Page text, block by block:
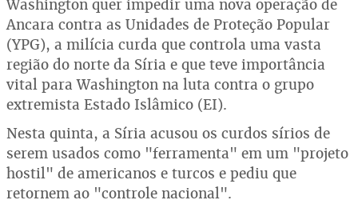
Washington quer impedir uma nova operação de
Ancara contra as Unidades de Proteção Popular
(YPG), a milícia curda que controla uma vasta
região do norte da Síria e que teve importância
vital para Washington na luta contra o grupo
extremista Estado Islâmico (EI).
Nesta quinta, a Síria acusou os curdos sírios de
serem usados como "ferramenta" em um "projeto
hostil" de americanos e turcos e pediu que
retornem ao "controle nacional".